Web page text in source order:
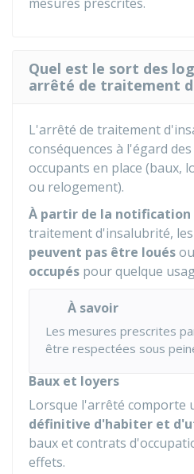
Quel est le sort des
arrêté de traitement
L'arrêté de traitement
conséquences à l'égard
occupants en place (baux,
ou relogement).
À partir de la notification
traitement d'insalubrité, les
peuvent pas être loués
occupés pour quelque
À savoir
Les mesures prescrites
être respectées sous
Baux et loyers
Lorsque l'arrêté comporte
définitive d'habiter et
baux et contrats
effets.